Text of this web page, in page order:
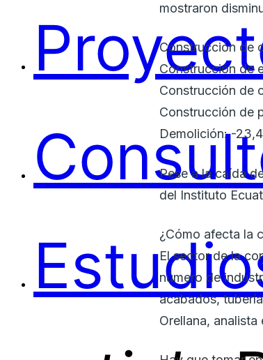
mostraron
Construcción de
Construcción de
Construcción de
Construcción de
Demolición: -
Pese a la caída
del Instituto
¿Cómo afecta la
El sector de la
número de
acabados,
Orellana, analista